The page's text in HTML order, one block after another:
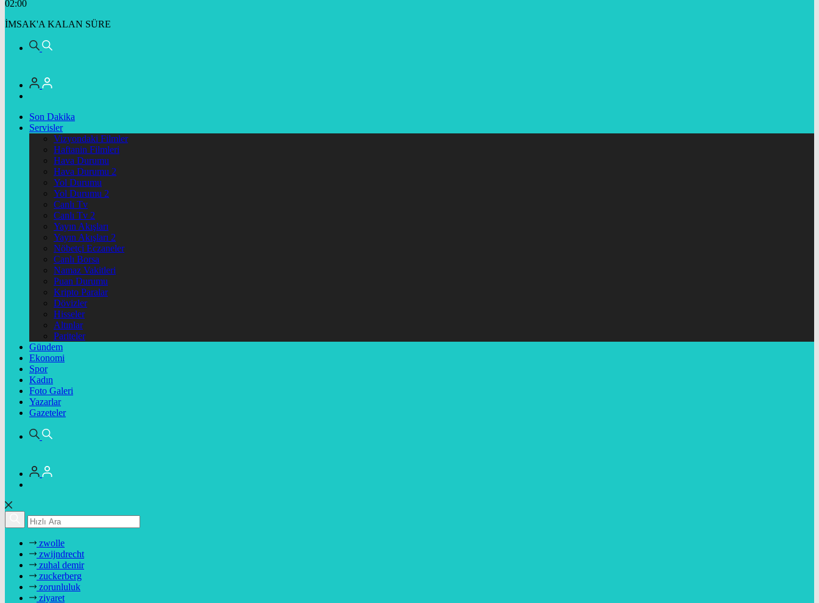
02:00
İMSAK'A KALAN SÜRE
Son Dakika
Servisler
Vizyondaki Filmler
Haftanin Filmleri
Hava Durumu
Hava Durumu 2
Yol Durumu
Yol Durumu 2
Canlı Tv
Canlı Tv 2
Yayın Akışları
Yayın Akışları 2
Nöbetçi Eczaneler
Canlı Borsa
Namaz Vakitleri
Puan Durumu
Kripto Paralar
Dövizler
Hisseler
Altınlar
Pariteler
Gündem
Ekonomi
Spor
Kadın
Foto Galeri
Yazarlar
Gazeteler
zwolle
zwijndrecht
zuhal demir
zuckerberg
zorunluluk
ziyaret